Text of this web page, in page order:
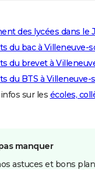
des lycées dans le
du bac à Villeneuve-
du brevet à
du BTS à
sur les écoles,
manquer
astuces et bons